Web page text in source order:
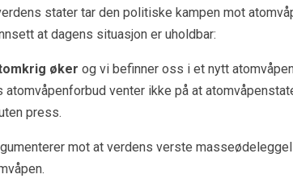
stater tar den politiske kampen mot
at dagens situasjon er uholdbar:
øker og vi befinner oss i et nytt
atomvåpenforbud venter ikke på at
press.
mot at verdens verste